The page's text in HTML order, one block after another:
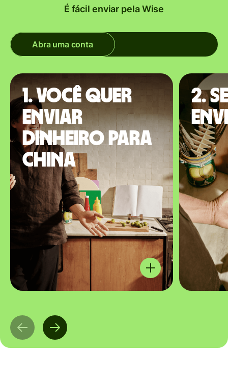
É fácil enviar pela Wise
Abra uma conta
1. Você quer
enviar
dinheiro para
China
2.